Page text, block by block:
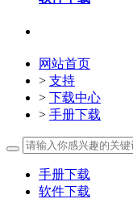
网站首页
> 支持
> 下载中心
> 手册下载
手册下载
软件下载